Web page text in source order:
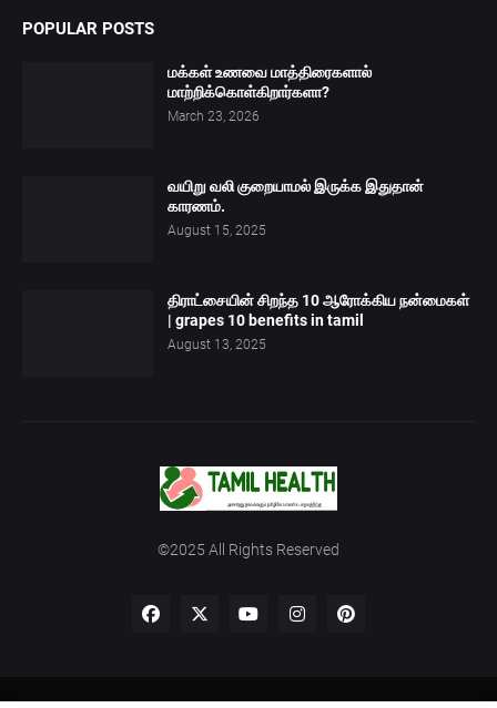
POPULAR POSTS
மக்கள் உணவை மாத்திரைகளால்
மாற்றிக்கொள்கிறார்களா?
March 23, 2026
வயிறு வலி குறையாமல் இருக்க இதுதான்
காரணம்.
August 15, 2025
திராட்சையின் சிறந்த 10 ஆரோக்கிய நன்மைகள்
| grapes 10 benefits in tamil
August 13, 2025
©2025 All Rights Reserved